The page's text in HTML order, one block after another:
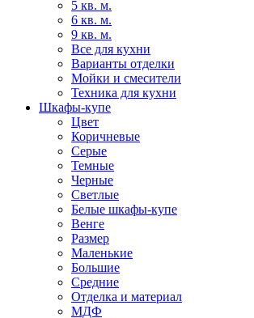
5 кв. м.
6 кв. м.
9 кв. м.
Все для кухни
Варианты отделки
Мойки и смесители
Техника для кухни
Шкафы-купе
Цвет
Коричневые
Серые
Темные
Черные
Светлые
Белые шкафы-купе
Венге
Размер
Маленькие
Большие
Средние
Отделка и материал
МДФ